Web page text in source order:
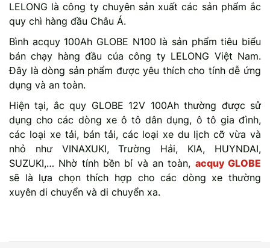
LELONG là công ty chuyên sản xuất các sản phẩm ắc
quy chì hàng đầu Châu Á.
Bình acquy 100Ah GLOBE N100 là sản phẩm tiêu biểu
bán chạy hàng đầu của công ty LELONG Việt Nam.
Đây là dòng sản phẩm được yêu thích cho tính dễ ứng
dụng và an toàn.
Hiện tại, ắc quy GLOBE 12V 100Ah thường được sử
dụng cho các dòng xe ô tô dân dụng, ô tô gia đình,
các loại xe tải, bán tải, các loại xe du lịch cỡ vừa và
nhỏ như VINAXUKI, Trường Hải, KIA, HUYNDAI,
SUZUKI,… Nhờ tính bền bỉ và an toàn, acquy GLOBE
sẽ là lựa chọn thích hợp cho các dòng xe thường
xuyên di chuyển và di chuyển xa.